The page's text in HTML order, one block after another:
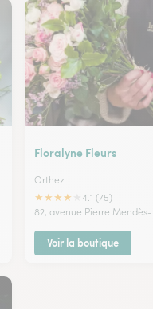
Floralyne Fleurs
Orthez
★★★★
4.1 (75)
82, avenue Pierre Mendès-
Voir la boutique